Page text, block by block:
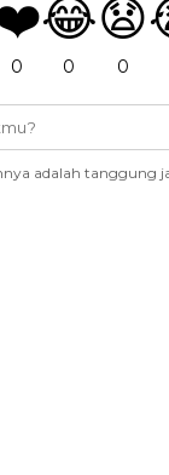
0
😂
0
😧
0
adalah tanggung